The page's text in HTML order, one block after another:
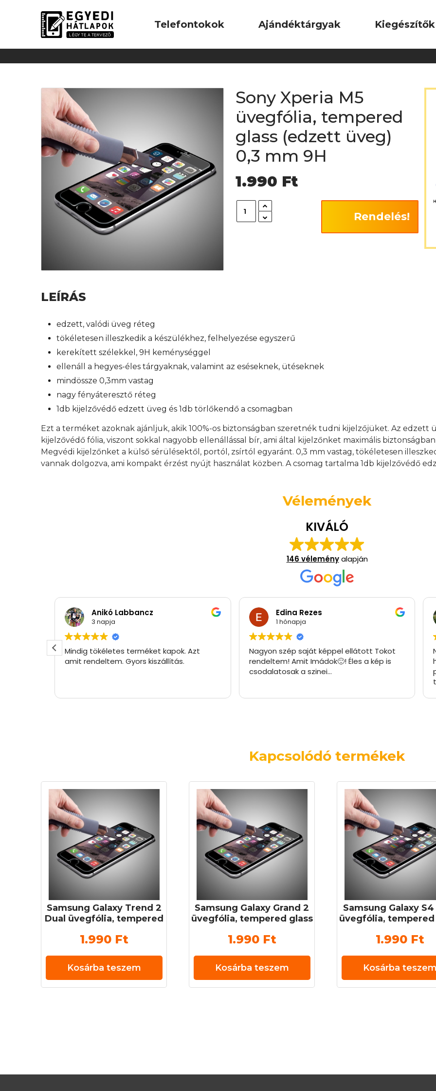
Telefontokok Ajándéktárgyak Kiegészítők
Sony Xperia M5
üvegfólia, tempered
glass (edzett üveg)
0,3 mm 9H
1.990 Ft
Rendelés!
LEÍRÁS
edzett, valódi üveg réteg
tökéletesen illeszkedik a készülékhez, felhelyezése egyszerű
kerekített szélekkel, 9H keménységgel
ellenáll a hegyes-éles tárgyaknak, valamint az eséseknek, ütéseknek
mindössze 0,3mm vastag
nagy fényáteresztő réteg
1db kijelzővédő edzett üveg és 1db törlőkendő a csomagban
Ezt a terméket azoknak ajánljuk, akik 100%-os biztonságban szeretnék tudni kijelzőjüket. Az edzett
kijelzővédő fólia, viszont sokkal nagyobb ellenállással bír, ami által kijelzőnket maximális
Megvédi kijelzőnket a külső sérülésektől, portól, zsírtól egyaránt. 0,3 mm vastag, tökéletesen
vannak dolgozva, ami kompakt érzést nyújt használat közben. A csomag tartalma 1db kijelzővédő
Vélemények
KIVÁLÓ
146 véleményalapján
Anikó Labbancz
3 napja
Mindig tökéletes terméket kapok. Azt
amit rendeltem. Gyors kiszállítás.
Edina Rezes
1 hónapja
Nagyon szép saját képpel ellátott Tokot
rendeltem! Amit Imádok🙂! Éles a kép is
csodalatosak a szinei…
Kapcsolódó termékek
Samsung Galaxy Trend 2
Dual üvegfólia, tempered
mm 9H
1.990 Ft
Kosárba teszem
Samsung Galaxy Grand 2
üvegfólia, tempered glass
1.990 Ft
Kosárba teszem
Samsung Galaxy
üvegfólia, tempered
1.990 Ft
Kosárba teszem